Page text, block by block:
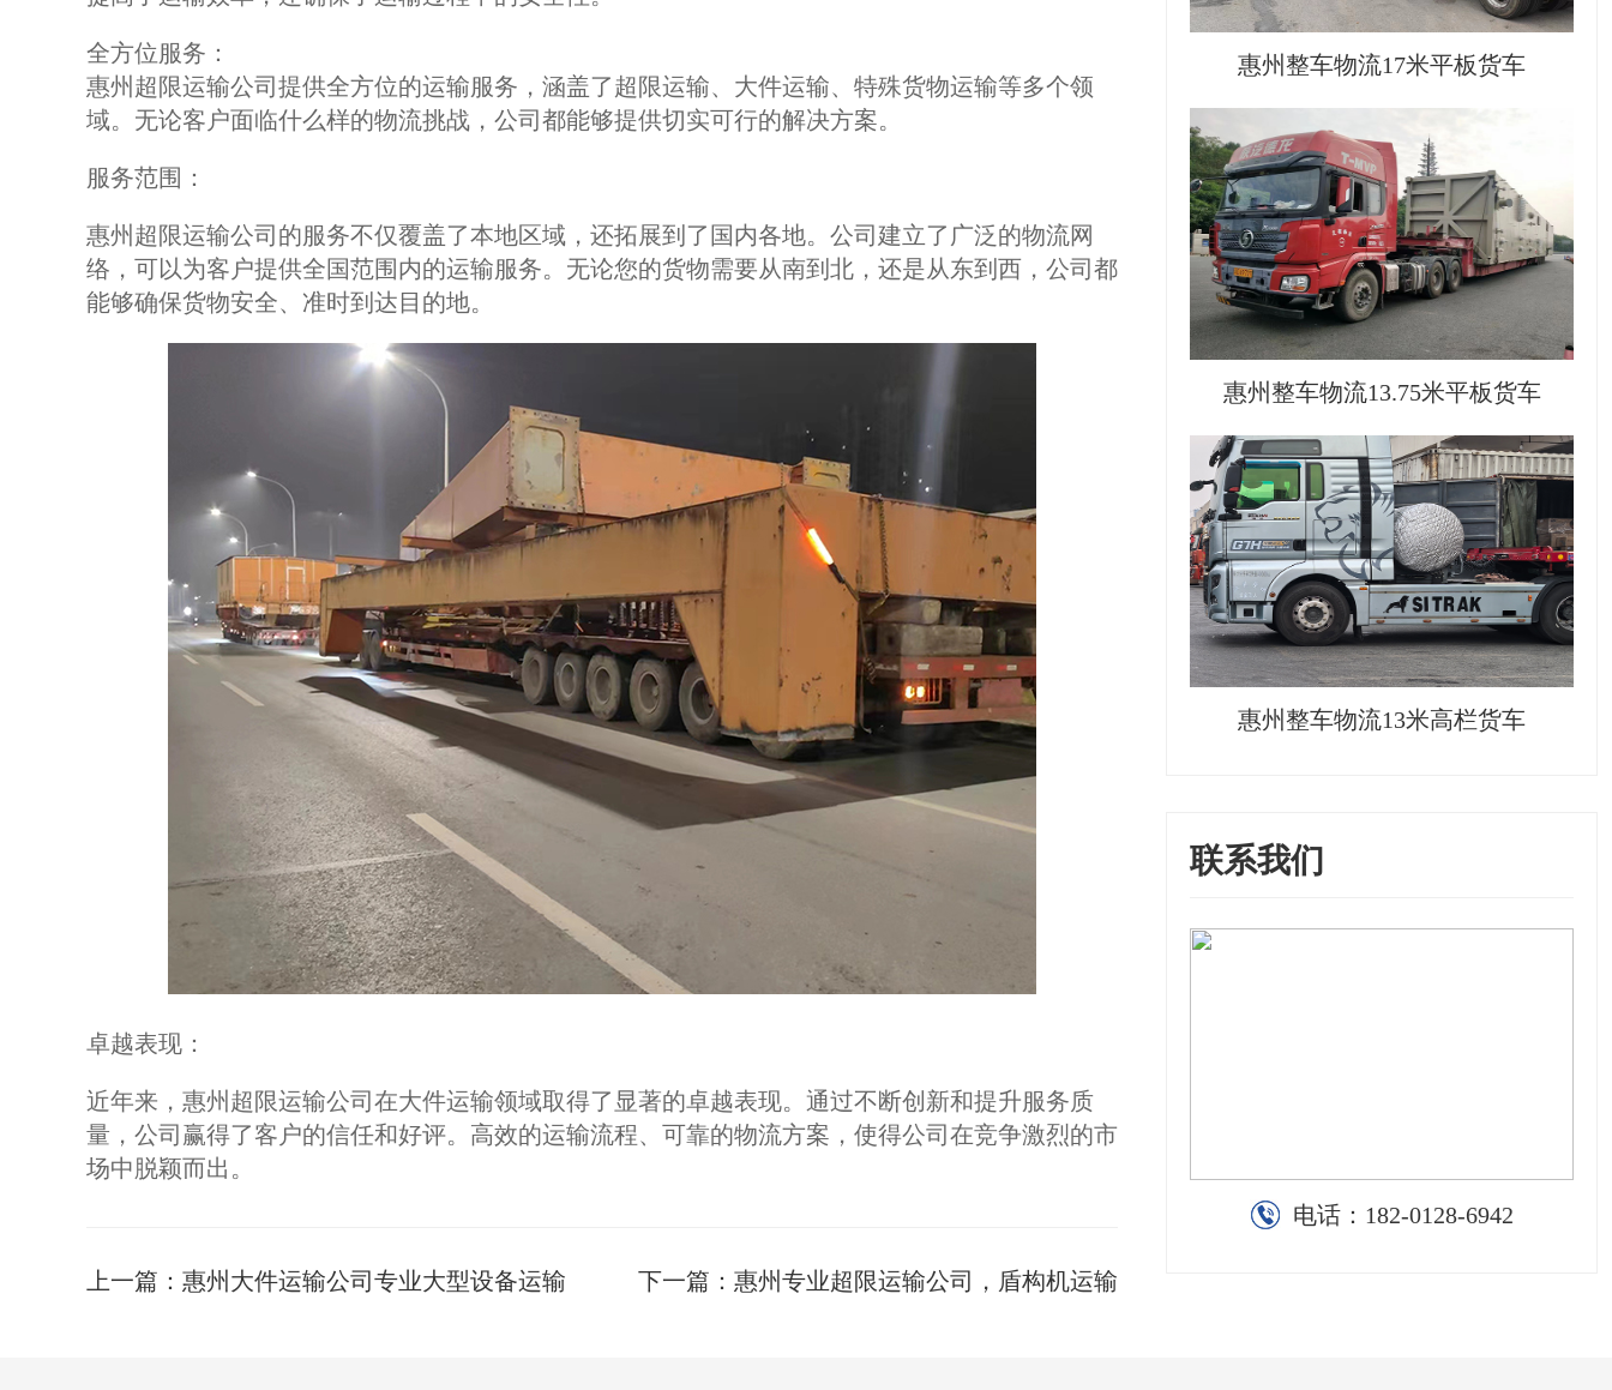
全方位服务：
惠州超限运输公司提供全方位的运输服务，涵盖了超限运输、大件运输、特殊货物运输等多个领
域。无论客户面临什么样的物流挑战，公司都能够提供切实可行的解决方案。
服务范围：
惠州超限运输公司的服务不仅覆盖了本地区域，还拓展到了国内各地。公司建立了广泛的物流网
络，可以为客户提供全国范围内的运输服务。无论您的货物需要从南到北，还是从东到西，公司都
能够确保货物安全、准时到达目的地。
卓越表现：
近年来，惠州超限运输公司在大件运输领域取得了显著的卓越表现。通过不断创新和提升服务质
量，公司赢得了客户的信任和好评。高效的运输流程、可靠的物流方案，使得公司在竞争激烈的市
场中脱颖而出。
上一篇： 惠州大件运输公司专业大型设备运输 下一篇： 惠州专业超限运输公司，盾构机运输
惠州整车物流17米平板货车
惠州整车物流13.75米平板货车
惠州整车物流13米高栏货车
联系我们
电话： 182-0128-6942